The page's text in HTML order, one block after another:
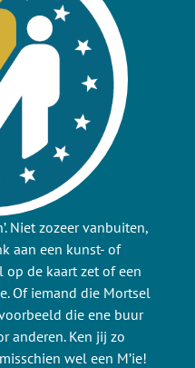
Niet zozeer vanbuiten,
aan een kunst- of
de kaart zet of een
Of iemand die Mortsel
die ene buur
anderen. Ken jij zo
wel een M’ie!